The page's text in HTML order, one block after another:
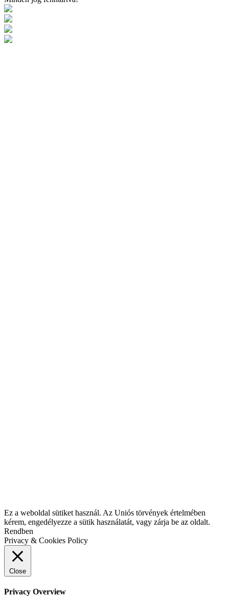
Ez a weboldal sütiket használ. Az Uniós törvények értelmében
kérem, engedélyezze a sütik használatát, vagy zárja be az oldalt.
Rendben
Privacy & Cookies Policy
Close
Privacy Overview